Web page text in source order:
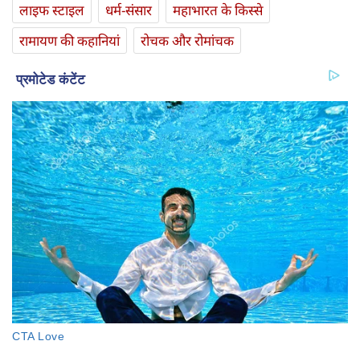
लाइफ स्‍टाइल
धर्म-संसार
महाभारत के किस्से
रामायण की कहानियां
रोचक और रोमांचक